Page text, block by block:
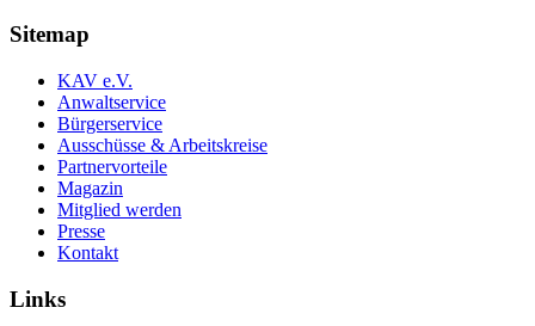
Sitemap
KAV e.V.
Anwaltservice
Bürgerservice
Ausschüsse & Arbeitskreise
Partnervorteile
Magazin
Mitglied werden
Presse
Kontakt
Links